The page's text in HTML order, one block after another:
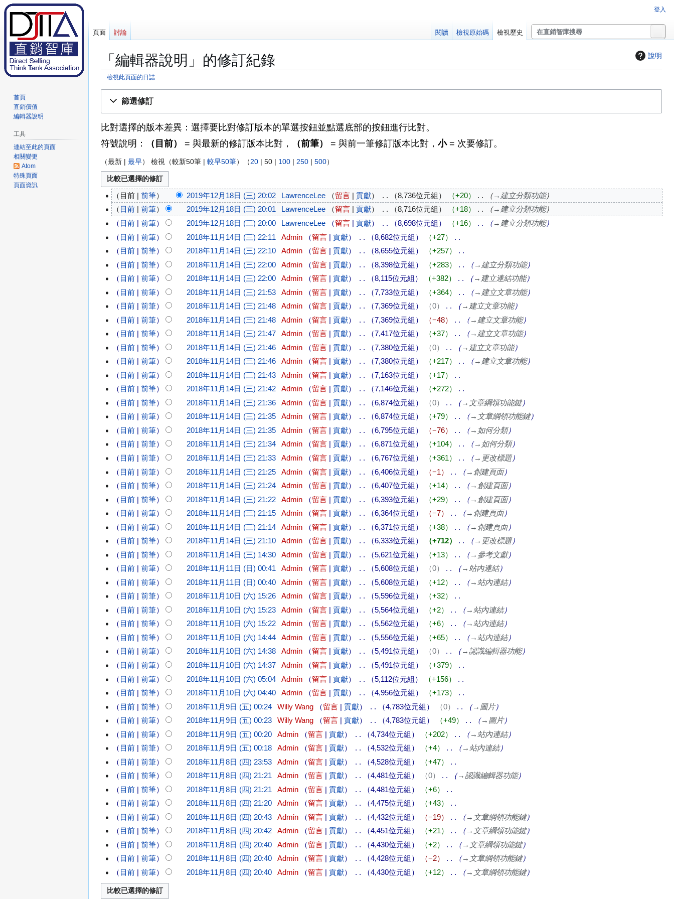
說明
「編輯器說明」的修訂紀錄
檢視此頁面的日誌
覽
尋
篩選修訂
比對選擇的版本差異：選擇要比對修訂版本的單選按鈕並點選底部的按鈕進行比對。
符號說明：
（目前） = 與最新的修訂版本比對， （前筆） = 與前一筆修訂版本比對， 小= 次要修訂。
（最新 | 最早） 檢視（較新50筆 | 較早50筆）（20 | 50 | 100 | 250 | 500）
年
日
三
目前 前筆 2019年12月18日 (三) 20:02 LawrenceLee 留言 貢獻 8,736位元組 +20 → 建立分類功能
目前
前筆 2019年12月18日 (三) 20:01 LawrenceLee 留言 貢獻 8,716位元組 +18 → 建立分類功能
目前
前筆 2019年12月18日 (三) 20:00 LawrenceLee 留言 貢獻 8,698位元組 +16 → 建立分類功能
年
日
三
目前 前筆 2018年11月14日 (三) 22:11 Admin 留言 貢獻 8,682位元組
+27
無
編
摘
要
目前 前筆 2018年11月14日 (三) 22:10 Admin 留言 貢獻 8,655位元組
+257
無
編
摘
要
目前 前筆 2018年11月14日 (三) 22:00 Admin 留言 貢獻 8,398位元組 +283 → 建立分類功能
目前
前筆 2018年11月14日 (三) 22:00 Admin 留言 貢獻 8,115位元組 +382 → 建立連結功能
目前
前筆 2018年11月14日 (三) 21:53 Admin 留言 貢獻 7,733位元組 +364 → 建立文章功能
目前
前筆 2018年11月14日 (三) 21:48 Admin 留言 貢獻 7,369位元組 0 → 建立文章功能
目前
前筆 2018年11月14日 (三) 21:48 Admin 留言 貢獻 7,369位元組 −48 → 建立文章功能
目前
前筆 2018年11月14日 (三) 21:47 Admin 留言 貢獻 7,417位元組 +37 → 建立文章功能
目前
前筆 2018年11月14日 (三) 21:46 Admin 留言 貢獻 7,380位元組 0 → 建立文章功能
目前
前筆 2018年11月14日 (三) 21:46 Admin 留言 貢獻 7,380位元組 +217 → 建立文章功能
目前
前筆 2018年11月14日 (三) 21:43 Admin 留言 貢獻 7,163位元組
+17
無
編
摘
要
目前 前筆 2018年11月14日 (三) 21:42 Admin 留言 貢獻 7,146位元組
+272
無
編
摘
要
目前 前筆 2018年11月14日 (三) 21:36 Admin 留言 貢獻 6,874位元組 0 → 文章綱領功能鍵
目前
前筆 2018年11月14日 (三) 21:35 Admin 留言 貢獻 6,874位元組 +79 → 文章綱領功能鍵
目前
前筆 2018年11月14日 (三) 21:35 Admin 留言 貢獻 6,795位元組 −76 → 如何分類
目前
前筆 2018年11月14日 (三) 21:34 Admin 留言 貢獻 6,871位元組 +104 → 如何分類
目前
前筆 2018年11月14日 (三) 21:33 Admin 留言 貢獻 6,767位元組 +361 → 更改標題
目前
前筆 2018年11月14日 (三) 21:25 Admin 留言 貢獻 6,406位元組 −1 → 創建頁面
目前
前筆 2018年11月14日 (三) 21:24 Admin 留言 貢獻 6,407位元組 +14 → 創建頁面
目前
前筆 2018年11月14日 (三) 21:22 Admin 留言 貢獻 6,393位元組 +29 → 創建頁面
目前
前筆 2018年11月14日 (三) 21:15 Admin 留言 貢獻 6,364位元組 −7 → 創建頁面
目前
前筆 2018年11月14日 (三) 21:14 Admin 留言 貢獻 6,371位元組 +38 → 創建頁面
目前
前筆 2018年11月14日 (三) 21:10 Admin 留言 貢獻 6,333位元組 +712 → 更改標題
目前
前筆 2018年11月14日 (三) 14:30 Admin 留言 貢獻 5,621位元組 +13 → 參考文獻
年
日
日
目前 前筆 2018年11月11日 (日) 00:41 Admin 留言 貢獻 5,608位元組 0 → 站內連結
目前
前筆 2018年11月11日 (日) 00:40 Admin 留言 貢獻 5,608位元組 +12 → 站內連結
年
日
六
目前 前筆 2018年11月10日 (六) 15:26 Admin 留言 貢獻 5,596位元組
+32
無
編
摘
要
目前 前筆 2018年11月10日 (六) 15:23 Admin 留言 貢獻 5,564位元組 +2 → 站內連結
目前
前筆 2018年11月10日 (六) 15:22 Admin 留言 貢獻 5,562位元組 +6 → 站內連結
目前
前筆 2018年11月10日 (六) 14:44 Admin 留言 貢獻 5,556位元組 +65 → 站內連結
目前
前筆 2018年11月10日 (六) 14:38 Admin 留言 貢獻 5,491位元組 0 →認識編輯器功能
目前
前筆 2018年11月10日 (六) 14:37 Admin 留言 貢獻 5,491位元組
+379
無
編
摘
要
目前 前筆 2018年11月10日 (六) 05:04 Admin 留言 貢獻 5,112位元組
+156
無
編
摘
要
目前 前筆 2018年11月10日 (六) 04:40 Admin 留言 貢獻 4,956位元組
+173
無
編
摘
要
年
日
星
目前 前筆 2018年11月9日 (五) 00:24 Willy Wang 留言 貢獻 4,783位元組 0 → 圖片
目前
前筆 2018年11月9日 (五) 00:23 Willy Wang 留言 貢獻 4,783位元組 +49 → 圖片
目前
前筆 2018年11月9日 (五) 00:20 Admin 留言 貢獻 4,734位元組 +202 → 站內連結
目前
前筆 2018年11月9日 (五) 00:18 Admin 留言 貢獻 4,532位元組 +4 → 站內連結
年
日
星
目前 前筆 2018年11月8日 (四) 23:53 Admin 留言 貢獻 4,528位元組
+47
無
編
摘
要
目前 前筆 2018年11月8日 (四) 21:21 Admin 留言 貢獻 4,481位元組 0 →認識編輯器功能
目前
前筆 2018年11月8日 (四) 21:21 Admin 留言 貢獻 4,481位元組
+6
無
編
摘
要
目前 前筆 2018年11月8日 (四) 21:20 Admin 留言 貢獻 4,475位元組
+43
無
編
摘
要
目前 前筆 2018年11月8日 (四) 20:43 Admin 留言 貢獻 4,432位元組 −19 → 文章綱領功能鍵
目前
前筆 2018年11月8日 (四) 20:42 Admin 留言 貢獻 4,451位元組 +21 → 文章綱領功能鍵
目前
前筆 2018年11月8日 (四) 20:40 Admin 留言 貢獻 4,430位元組 +2 → 文章綱領功能鍵
目前
前筆 2018年11月8日 (四) 20:40 Admin 留言 貢獻 4,428位元組 −2 → 文章綱領功能鍵
目前
前筆 2018年11月8日 (四) 20:40 Admin 留言 貢獻 4,430位元組 +12 → 文章綱領功能鍵
登入
頁面 討論 閱讀 檢視原始碼 檢視歷史
搜
尋
首頁
直銷價值
編輯器說明
工具
連結至此的頁面
相關變更
Atom
特殊頁面
頁面資訊